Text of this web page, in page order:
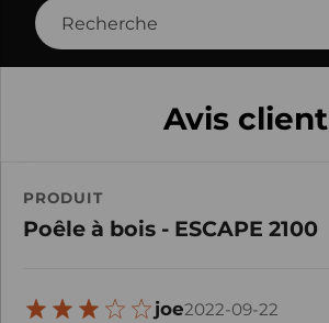
Avis client
PRODUIT
Poêle à bois - ESCAPE 2100
joe2022-09-22